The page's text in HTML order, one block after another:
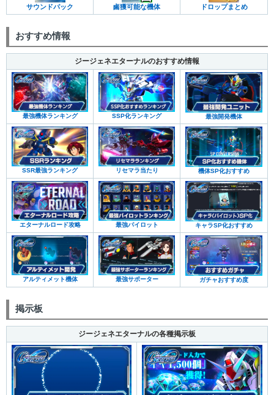
サウンドパック 鹵獲可能な機体 ドロップまとめ
おすすめ情報
ジージェネエターナルのおすすめ情報
最強機体ランキング SSP化ランキング 最強開発機体
SSR最強ランキング リセマラ当たり 機体SP化おすすめ
エターナルロード攻略 最強パイロット キャラSP化おすすめ
アルティメット機体 最強サポーター ガチャおすすめ度
掲示板
ジージェネエターナルの各種掲示板